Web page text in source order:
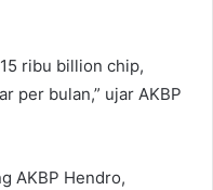
ribu billion chip,
per bulan,” ujar AKBP
AKBP Hendro,